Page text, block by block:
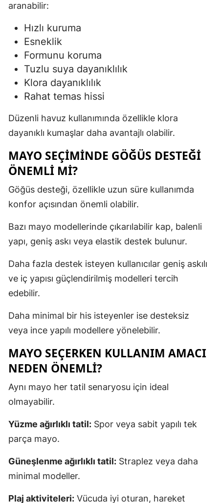
aranabilir:
Hızlı kuruma
Esneklik
Formunu koruma
Tuzlu suya dayanıklılık
Klora dayanıklılık
Rahat temas hissi
Düzenli havuz kullanımında özellikle klora
dayanıklı kumaşlar daha avantajlı olabilir.
MAYO SEÇIMINDE GÖĞÜS DESTEĞI
ÖNEMLI MI?
Göğüs desteği, özellikle uzun süre kullanımda
konfor açısından önemli olabilir.
Bazı mayo modellerinde çıkarılabilir kap, balenli
yapı, geniş askı veya elastik destek bulunur.
Daha fazla destek isteyen kullanıcılar geniş askılı
ve iç yapısı güçlendirilmiş modelleri tercih
edebilir.
Daha minimal bir his isteyenler ise desteksiz
veya ince yapılı modellere yönelebilir.
MAYO SEÇERKEN KULLANIM AMACI
NEDEN ÖNEMLI?
Aynı mayo her tatil senaryosu için ideal
olmayabilir.
Yüzme ağırlıklı tatil: Spor veya sabit yapılı tek
parça mayo.
Güneşlenme ağırlıklı tatil: Straplez veya daha
minimal modeller.
Plaj aktiviteleri: Vücuda iyi oturan, hareket